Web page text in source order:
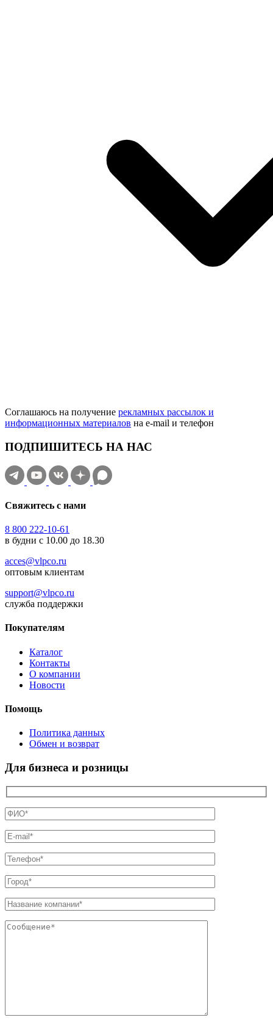
Соглашаюсь на получение рекламных рассылок и
информационных материалов на e‑mail и телефон
ПОДПИШИТЕСЬ НА НАС
Свяжитесь с нами
8 800 222-10-61
в будни с 10.00 до 18.30
acces@vlpco.ru
оптовым клиентам
support@vlpco.ru
служба поддержки
Покупателям
Каталог
Контакты
О компании
Новости
Помощь
Политика данных
Обмен и возврат
Для бизнеса и розницы